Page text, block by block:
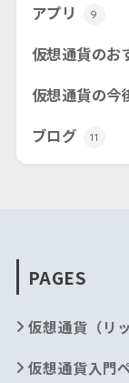
アプリ 9
仮想通貨のお
仮想通貨の今
ブログ 11
PAGES
仮想通貨（リ
仮想通貨入門